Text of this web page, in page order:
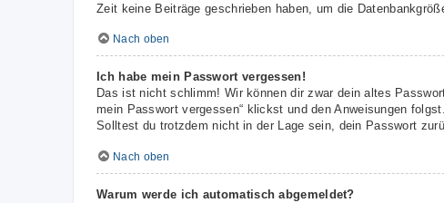
Zeit keine Beiträge geschrieben haben, um die
Nach oben
Ich habe mein Passwort vergessen!
Das ist nicht schlimm! Wir können dir zwar dein altes
mein Passwort vergessen“ klickst und den Anweisungen
Solltest du trotzdem nicht in der Lage sein, dein Passwort
Nach oben
Warum werde ich automatisch abgemeldet?